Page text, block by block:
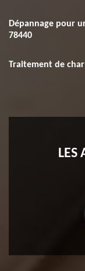
Dépannage pour
78440
Traitement de
LES